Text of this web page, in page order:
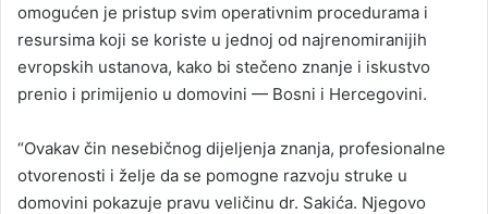
omogućen je pristup svim operativnim procedurama i
resursima koji se koriste u jednoj od najrenomiranijih
evropskih ustanova, kako bi stečeno znanje i iskustvo
prenio i primijenio u domovini — Bosni i Hercegovini.
“Ovakav čin nesebičnog dijeljenja znanja, profesionalne
otvorenosti i želje da se pomogne razvoju struke u
domovini pokazuje pravu veličinu dr. Sakića. Njegovo